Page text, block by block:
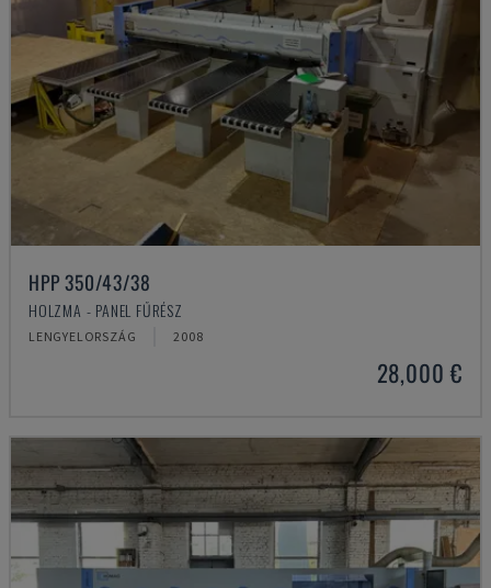
HPP 350/43/38
HOLZMA - PANEL FŰRÉSZ
LENGYELORSZÁG 2008
28,000 €